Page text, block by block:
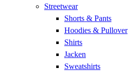
Streetwear
Shorts & Pants
Hoodies & Pullover
Shirts
Jacken
Sweatshirts